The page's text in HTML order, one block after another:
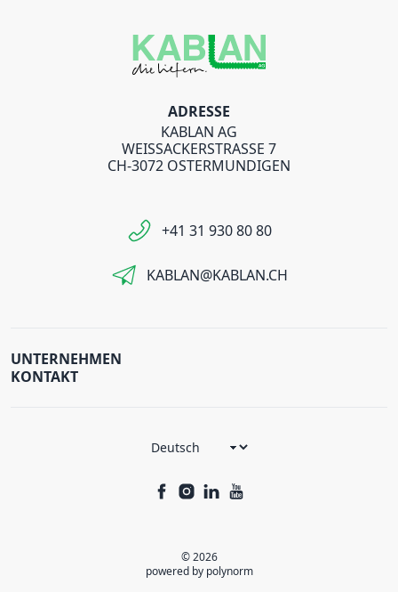
ADRESSE
KABLAN AG
WEISSACKERSTRASSE 7
CH-3072 OSTERMUNDIGEN
+41 31 930 80 80
KABLAN@KABLAN.CH
UNTERNEHMEN
KONTAKT
© 2026
powered by polynorm